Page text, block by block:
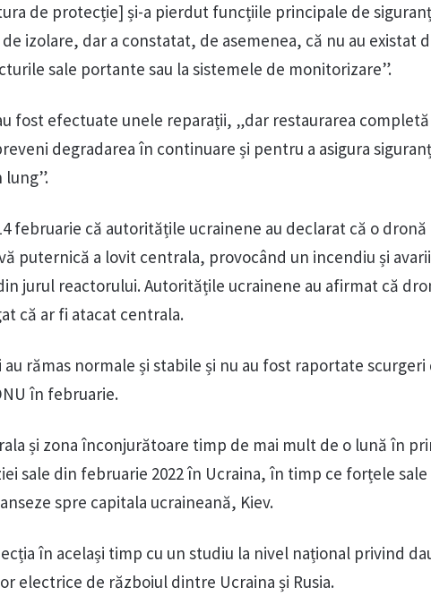
de protecție] și-a pierdut funcțiile principale de
izolare, dar a constatat, de asemenea, că nu au existat
sale portante sau la sistemele de monitorizare”.
fost efectuate unele reparații, „dar restaurarea
degradarea în continuare și pentru a asigura
februarie că autoritățile ucrainene au declarat că o dronă
puternică a lovit centrala, provocând un incendiu și
jurul reactorului. Autoritățile ucrainene au afirmat că
că ar fi atacat centrala.
rămas normale și stabile și nu au fost raportate scurgeri
în februarie.
și zona înconjurătoare timp de mai mult de o lună în
sale din februarie 2022 în Ucraina, în timp ce forțele sale
spre capitala ucraineană, Kiev.
în același timp cu un studiu la nivel național privind
electrice de războiul dintre Ucraina și Rusia.